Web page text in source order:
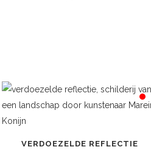
VERDOEZELDE REFLECTIE